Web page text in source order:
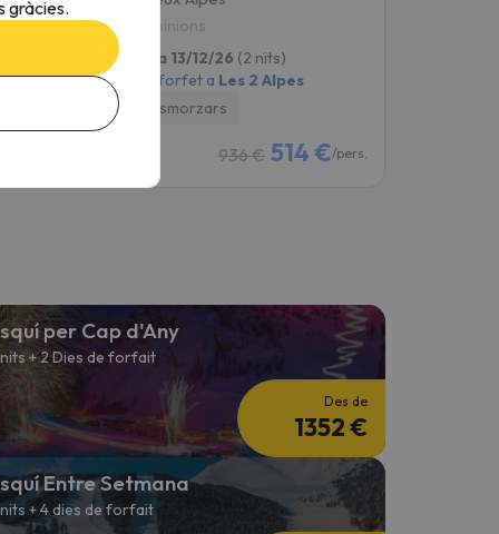
9.3
56 opinions
11/12/26 a 13/12/26 (2 nits)
2 dies de forfet a Les 2 Alpes
Amb 2 esmorzars
936 € 514 €/pers.
per Cap d'Any
+ 2 Dies de forfait
Des de
1352 €
Entre Setmana
+ 4 dies de forfait
gràcies.